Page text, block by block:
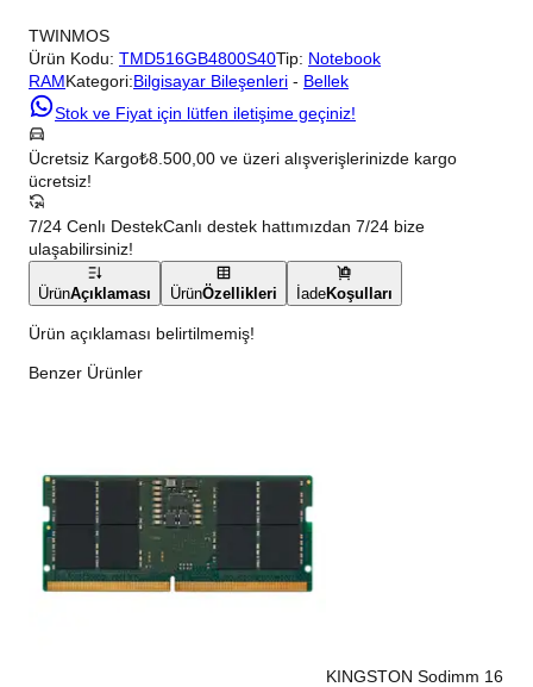
TWINMOS
Ürün Kodu: TMD516GB4800S40Tip: Notebook
RAMKategori:Bilgisayar Bileşenleri - Bellek
Stok ve Fiyat için lütfen iletişime geçiniz!
Ücretsiz Kargo₺8.500,00 ve üzeri alışverişlerinizde kargo
ücretsiz!
7/24 Cenlı DestekCanlı destek hattımızdan 7/24 bize
ulaşabilirsiniz!
ÜrünAçıklaması ÜrünÖzellikleri İadeKoşulları
Ürün açıklaması belirtilmemiş!
Benzer Ürünler
KINGSTON Sodimm 16